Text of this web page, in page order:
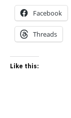
Facebook
Threads
Like this: